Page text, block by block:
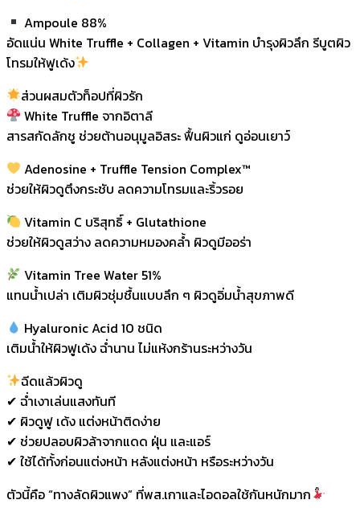
Ampoule 88%
อัดแน่น White Truffle + Collagen + Vitamin บำรุงผิวลึก รีบูตผิว
โทรมให้ฟูเด้ง
ส่วนผสมตัวท็อปที่ผิวรัก
White Truffle จากอิตาลี
สารสกัดลักชู ช่วยต้านอนุมูลอิสระ ฟื้นผิวแก่ ดูอ่อนเยาว์
Adenosine + Truffle Tension Complex™
ช่วยให้ผิวดูตึงกระชับ ลดความโทรมและริ้วรอย
Vitamin C บริสุทธิ์ + Glutathione
ช่วยให้ผิวดูสว่าง ลดความหมองคล้ำ ผิวดูมีออร่า
Vitamin Tree Water 51%
แทนน้ำเปล่า เติมผิวชุ่มชื้นแบบลึก ๆ ผิวดูอิ่มน้ำสุขภาพดี
Hyaluronic Acid 10 ชนิด
เติมน้ำให้ผิวฟูเด้ง ฉ่ำนาน ไม่แห้งกร้านระหว่างวัน
ฉีดแล้วผิวดู
✔ ฉ่ำเงาเล่นแสงทันที
✔ ผิวดูฟู เด้ง แต่งหน้าติดง่าย
✔ ช่วยปลอบผิวล้าจากแดด ฝุ่น และแอร์
✔ ใช้ได้ทั้งก่อนแต่งหน้า หลังแต่งหน้า หรือระหว่างวัน
ตัวนี้คือ “ทางลัดผิวแพง” ที่พส.เกาและไอดอลใช้กันหนักมาก